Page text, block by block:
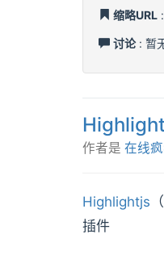
缩略URL :
讨论: 暂
作者是 在线
Highlightjs
插件